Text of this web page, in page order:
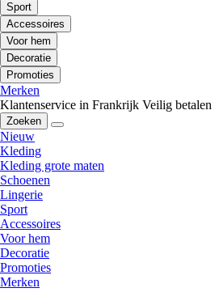
Sport
Accessoires
Voor hem
Decoratie
Promoties
Merken
Klantenservice in Frankrijk Veilig betalen
Zoeken
Nieuw
Kleding
Kleding grote maten
Schoenen
Lingerie
Sport
Accessoires
Voor hem
Decoratie
Promoties
Merken